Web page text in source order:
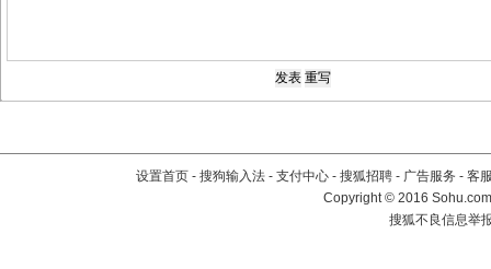
设置首页 - 搜狗输入法 - 支付中心 - 搜狐招聘 - 广告服务 - 客
Copyright©2016
搜狐不良信息举